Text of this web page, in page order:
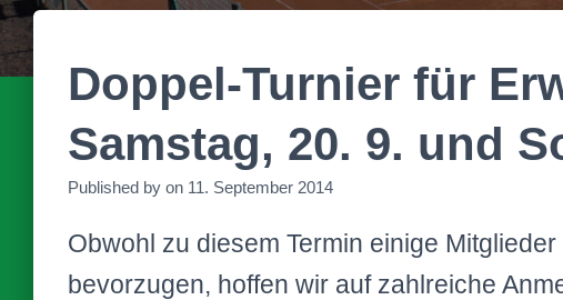
Doppel-Turnier für
Samstag, 20. 9. und
Published by on 11. September 2014
Obwohl zu diesem Termin einige
bevorzugen, hoffen wir auf zahlreiche